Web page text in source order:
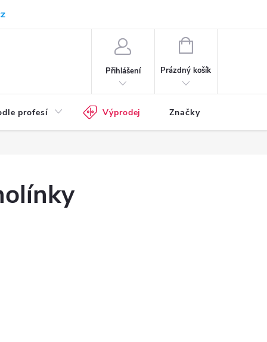
Přihlášení
NÁKUPNÍ
Prázdný košík
profesí Výprodej Značky